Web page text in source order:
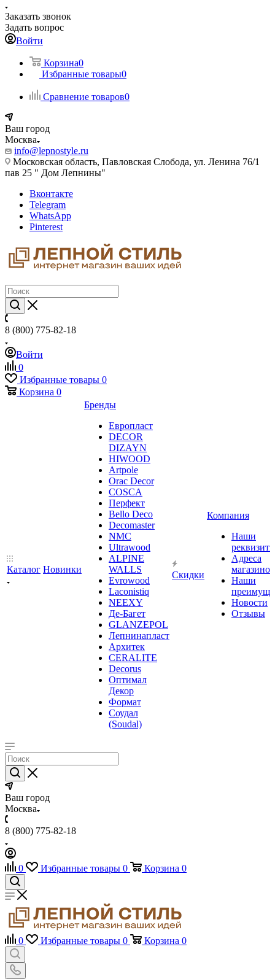
Заказать звонок
Задать вопрос
Войти
Корзина0
Избранные товары0
Сравнение товаров0
Ваш город
Москва
info@lepnostyle.ru
Московская область, Павловская Слобода, ул. Ленина 76/1
пав 25 " Дом Лепнины"
Вконтакте
Telegram
WhatsApp
Pinterest
8 (800) 775-82-18
Войти
0
Избранные товары 0
Корзина 0
Каталог Новинки
Бренды
Европласт
DECOR
DIZAYN
HIWOOD
Artpole
Orac Decor
COSCA
Перфект
Bello Deco
Decomaster
NMС
Ultrawood
ALPINE
WALLS
Evrowood
Laconistiq
NEEXY
Де-Багет
GLANZEPOL
Лепнинапласт
Архитек
CERALITE
Decorus
Оптимал
Декор
Формат
Соудал
(Soudal)
Скидки
Компания
Наши
Адреса
магазинов
Наши
Новости
Отзывы
Ваш город
Москва
8 (800) 775-82-18
0 Избранные товары 0 Корзина 0
0 Избранные товары 0 Корзина 0